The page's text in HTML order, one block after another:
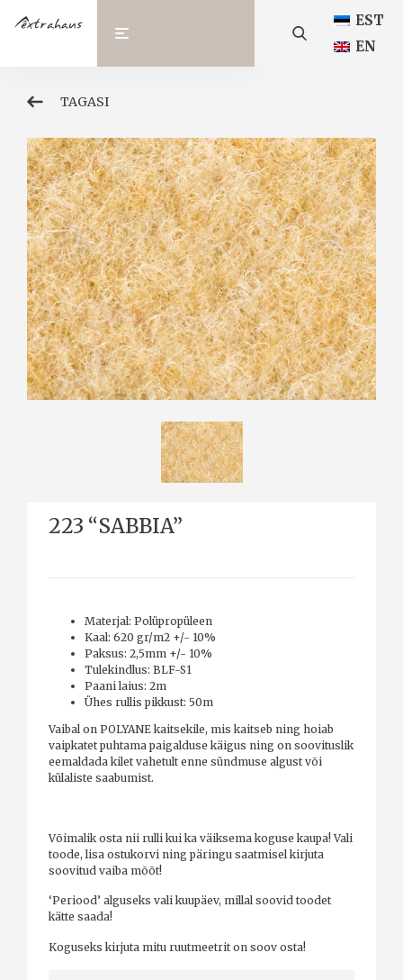
EST
EN
TAGASI
223 “SABBIA”
Materjal: Polüpropüleen
Kaal: 620 gr/m2 +/- 10%
Paksus: 2,5mm +/- 10%
Tulekindlus: BLF-S1
Paani laius: 2m
Ühes rullis pikkust: 50m
Vaibal on POLYANE kaitsekile, mis kaitseb ning hoiab
vaipkatet puhtama paigalduse käigus ning on soovituslik
eemaldada kilet vahetult enne sündmuse algust või
külaliste saabumist.
Võimalik osta nii rulli kui ka väiksema koguse kaupa! Vali
toode, lisa ostukorvi ning päringu saatmisel kirjuta
soovitud vaiba mõõt!
‘Periood’ alguseks vali kuupäev, millal soovid toodet
kätte saada!
Koguseks kirjuta mitu ruutmeetrit on soov osta!